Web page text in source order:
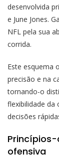
desenvolvida
e June Jones.
NFL pela sua
corrida.
Este esquema
precisão e na
tornando-o
flexibilidade da
decisões
ofensiva